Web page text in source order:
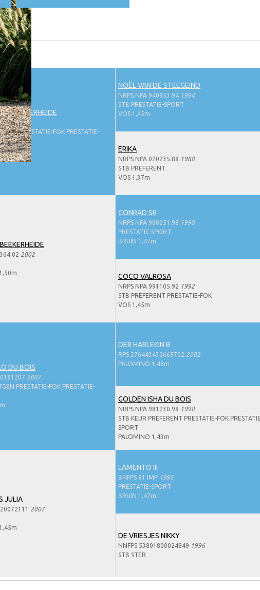
BEEKERHEIDE
1999
PRESTATIE-FOK PRESTATIE-
NOËL VAN DE STEEGEIND
NRPS NPA 940953.94 1994
STB PRESTATIE-SPORT
VOS 1,45m
ERIKA
NRPS NPA 020235.88 1988
STB PREFERENT
VOS 1,37m
2002
CONRAD SR
NRPS NPA 980051.98 1998
PRESTATIE-SPORT
BRUIN 1,47m
COCO VALROSA
NRPS NPA 991105.92 1992
STB PREFERENT PRESTATIE-FOK
VOS 1,45m
DU BOIS
2007
PRESTATIE-FOK PRESTATIE-
DER HARLEKIN B
RPS 276443430665702 2002
PALOMINO 1,48m
GOLDEN ISHA DU BOIS
NRPS NPA 981230.98 1998
STB KEUR PREFERENT PRESTATIE-FOK
SPORT
PALOMINO 1,43m
JULIA
2007
LAMENTO III
BNFPS 91 IMP 1995
PRESTATIE-SPORT
BRUIN 1,47m
DE VRIESJES NIKKY
NNFPS 53801800024849 1996
STB STER